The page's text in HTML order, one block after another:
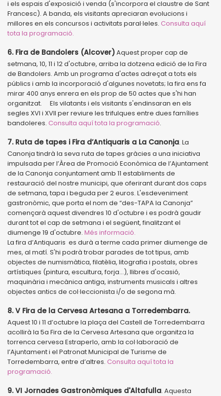
i els espais d'exposició i venda (s'incorpora el claustre de Sant
Francesc). A banda, els visitants apreciaran evolucions i
millores en els concursos i activitats paral·leles. Consulta aquí
tota la programació.
6. Fira de Bandolers (Alcover)Aquest proper cap de
setmana, 10, 11 i 12 d'octubre, arriba la dotzena edició de la Fira
de Bandolers. Amb un programa d'actes adreçat a tots els
públics i amb la incorporació d'algunes novetats; la fira ens fa
mirar 400 anys enrera en els prop de 50 actes que s'hi han
organitzat. Els vilatants i els visitants s'endinsaran en els
segles XVI i XVII per reviure les trifulques entre dues famílies
bandoleres. Consulta aquí tota la programació.
7. Ruta de tapes i Fira d’Antiquaris a La Canonja. La
Canonja tindrà la seva ruta de tapes gràcies a una iniciativa
impulsada per l’Àrea de Promoció Econòmica de l’Ajuntament
de la Canonja conjuntament amb 11 establiments de
restauració del nostre municipi, que oferirant durant dos caps
de setmana, tapa i beguda per 2 euros. L'esdeveniment
gastronòmic, que porta el nom de “des-TAPA la Canonja”
començarà aquest divendres 10 d'octubre i es podrà gaudir
durant tot el cap de setmana i el següent, finalitzant el
diumenge 19 d'octubre. Més informació.
La fira d’Antiquaris es durà a terme cada primer diumenge de
mes, al matí. S'hi podrà trobar parades de tot tipus, amb
objectes de numismàtica, filatèlia, litografia i postals, obres
artístiques (pintura, escultura, forja...), llibres d'ocasió,
maquinària i mecànica antiga, instruments musicals i altres
objectes antics de col·leccionista i/o de segona mà.
8. V Fira de la Cervesa Artesana a Torredembarra.
Aquest 10 i 11 d’octubre la plaça del Castell de Torredembarra
acollirà la 5a Fira de la Cervesa Artesana que organitza la
torrenca cervesa Estraperlo, amb la col·laboració de
l’Ajuntament i el Patronat Municipal de Turisme de
Torredembarra, entre d’altres. Consulta aquí tota la
programació.
9. VI Jornades Gastronòmiques d'Altafulla. Aquesta